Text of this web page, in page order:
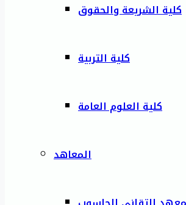
كلية الشريعة والحقوق
كلية التربية
كلية العلوم العامة
المعاهد